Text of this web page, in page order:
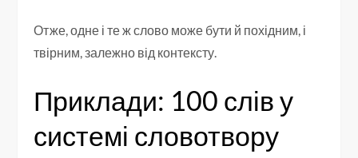
Отже, одне і те ж слово може бути й похідним, і
твірним, залежно від контексту.
Приклади: 100 слів у
системі словотвору